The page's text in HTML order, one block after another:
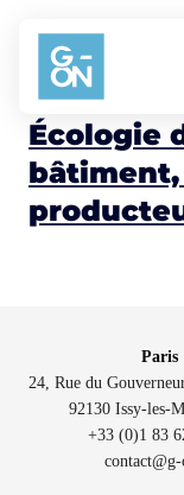
Aller au contenu
Écologie
Paris
24, Rue du
92130 Issy-les-
+33 (0)1 83